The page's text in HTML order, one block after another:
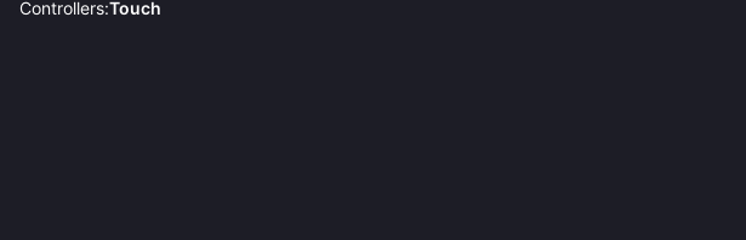
Controllers:Touch